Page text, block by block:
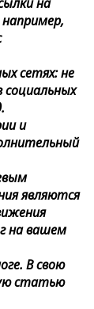
сетях: не
и
являются
на вашем
В свою
статью